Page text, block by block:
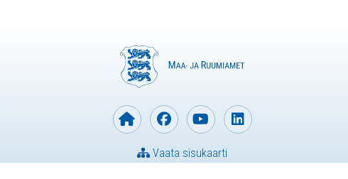
Vaata sisukaarti